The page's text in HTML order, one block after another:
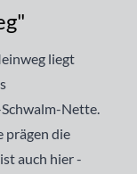
liegt
Nette.
prägen die
auch hier -